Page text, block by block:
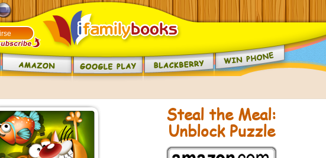
Steal the Meal:
Unblock Puzzle